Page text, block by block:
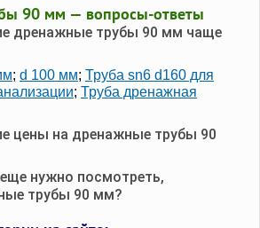
90 мм — вопросы-ответы
дренажные трубы 90 мм чаще
; d 100 мм; Труба sn6 d160 для
; Труба дренажная
цены на дренажные трубы 90
нужно посмотреть,
трубы 90 мм?